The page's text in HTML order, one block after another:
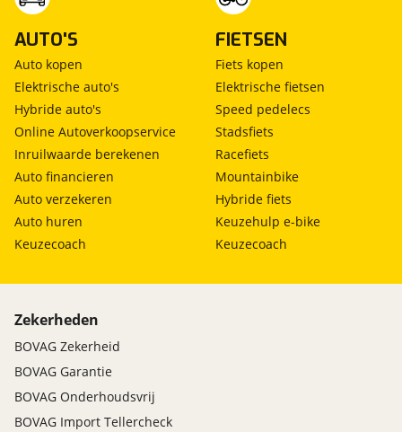
AUTO'S
Auto kopen
Elektrische auto's
Hybride auto's
Online Autoverkoopservice
Inruilwaarde berekenen
Auto financieren
Auto verzekeren
Auto huren
Keuzecoach
FIETSEN
Fiets kopen
Elektrische fietsen
Speed pedelecs
Stadsfiets
Racefiets
Mountainbike
Hybride fiets
Keuzehulp e-bike
Keuzecoach
Zekerheden
BOVAG Zekerheid
BOVAG Garantie
BOVAG Onderhoudsvrij
BOVAG Import Tellercheck